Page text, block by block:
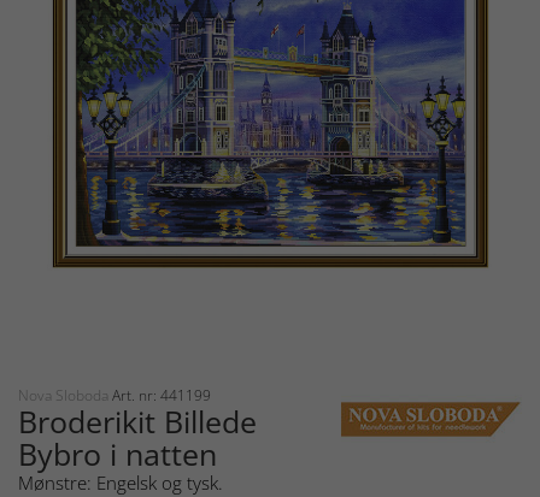
Nova Sloboda Art. nr: 441199
Broderikit Billede
Bybro i natten
Mønstre: Engelsk og tysk.